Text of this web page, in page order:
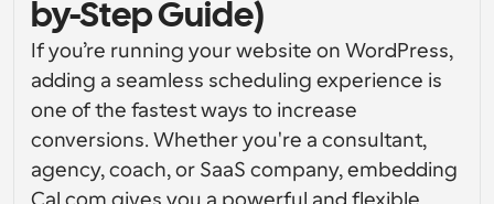
Para Equipos
Programación colaborativa para grupos
Para desarrolladores
Funciones y integraciones poderosas
Para empresas
Soluciones de planificación a nivel empresarial
Desarrollador
Documentación del Desarrollador
Documentación para la plataforma Cal.com
API
Crea tus propias integraciones con nuestra API pública
Recursos
Crea tus propias integraciones con nuestra API pública
Precios
by-Step Guide)
If you’re running your website on WordPress,
adding a seamless scheduling experience is
one of the fastest ways to increase
conversions. Whether you're a consultant,
agency, coach, or SaaS company, embedding
Cal.com gives you a powerful and flexible